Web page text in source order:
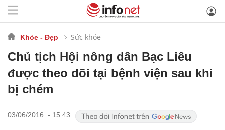
Khỏe - Đẹp Sức khỏe
Chủ tịch Hội nông dân Bạc Liêu
được theo dõi tại bệnh viện sau khi
bị chém
03/06/2016 - 15:43